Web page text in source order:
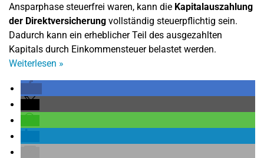
Ansparphase steuerfrei waren, kann die Kapitalauszahlung
der Direktversicherung vollständig steuerpflichtig sein.
Dadurch kann ein erheblicher Teil des ausgezahlten
Kapitals durch Einkommensteuer belastet werden.
Weiterlesen »